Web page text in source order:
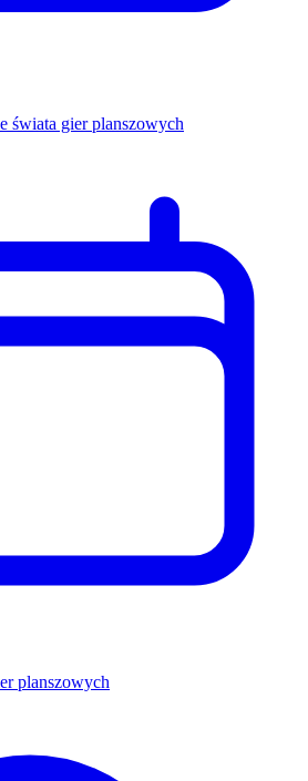
świata gier planszowych
planszowych